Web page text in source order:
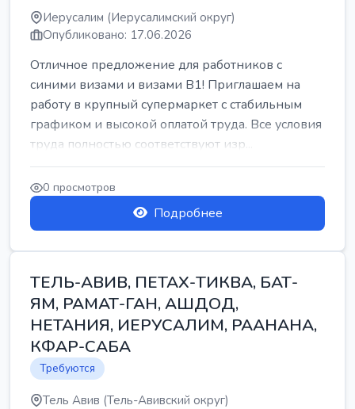
Иерусалим (Иерусалимский округ)
Опубликовано: 17.06.2026
Отличное предложение для работников с
синими визами и визами B1! Приглашаем на
работу в крупный супермаркет с стабильным
графиком и высокой оплатой труда. Все условия
труда полностью соответствуют изр...
0 просмотров
Подробнее
ТЕЛЬ-АВИВ, ПЕТАХ-ТИКВА, БАТ-
ЯМ, РАМАТ-ГАН, АШДОД,
НЕТАНИЯ, ИЕРУСАЛИМ, РААНАНА,
КФАР-САБА
Требуются
Тель Авив (Тель-Авивский округ)